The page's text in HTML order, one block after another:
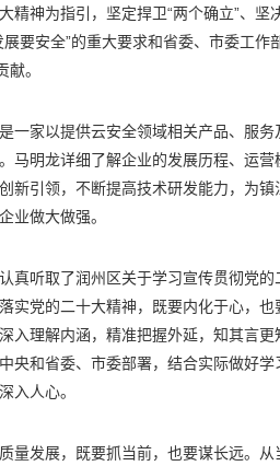
精神为指引，坚定捍卫“两个确立”、坚
要安全”的重大要求和省委、市委工作
。
一家以提供云安全领域相关产品、服
马明龙详细了解企业的发展历程、运
新引领，不断提高技术研发能力，为镇
业做大做强。
真听取了润州区关于学习宣传贯彻党
实党的二十大精神，既要内化于心，
入理解内涵，精准把握外延，知其言更
央和省委、市委部署，结合实际做好
入人心。
量发展，既要抓当前，也要谋长远。